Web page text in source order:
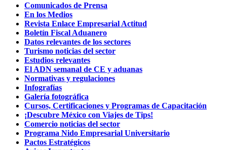
Comunicados de Prensa
En los Medios
Revista Enlace Empresarial Actitud
Boletín Fiscal Aduanero
Datos relevantes de los sectores
Turismo noticias del sector
Estudios relevantes
El ADN semanal de CE y aduanas
Normativas y regulaciones
Infografías
Galería fotográfica
Cursos, Certificaciones y Programas de Capacitación
¡Descubre México con Viajes de Tips!
Comercio noticias del sector
Programa Nido Empresarial Universitario
Pactos Estratégicos